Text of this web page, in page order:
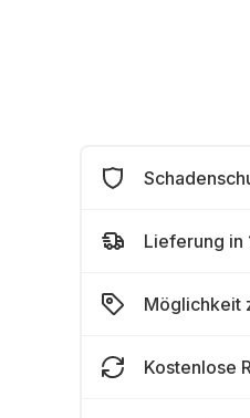
Lieferung in
Möglichkeit
Kostenlose